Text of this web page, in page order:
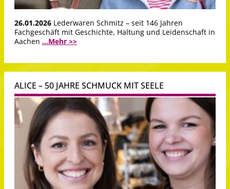
26.01.2026 Lederwaren Schmitz – seit 146 Jahren
Fachgeschäft mit Geschichte, Haltung und Leidenschaft in
Aachen ...Mehr >>
ALICE – 50 JAHRE SCHMUCK MIT SEELE